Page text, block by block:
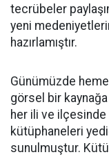
tecrübeler
yeni
hazırlamıştır.
Günümüzde
görsel bir
her ili ve
kütüphaneleri
sunulmuştur.